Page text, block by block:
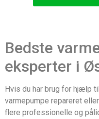
Bedste
eksperter i
Hvis du har brug for hjælp
varmepumpe repareret
flere professionelle og